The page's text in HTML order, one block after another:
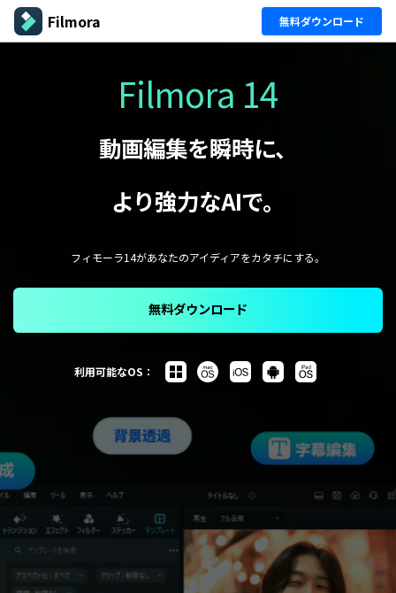
Filmora 無料ダウンロード
Filmora 14
動画編集を瞬時に、
より強力なAIで。
フィモーラ14があなたのアイディアをカタチにする。
無料ダウンロード
利用可能なOS：